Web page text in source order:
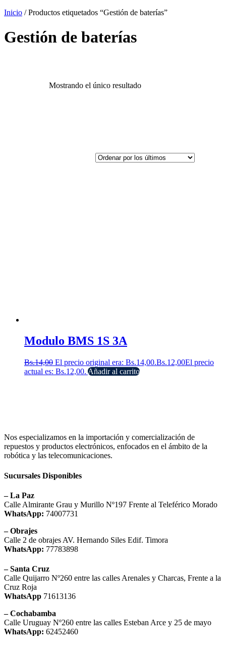
Inicio / Productos etiquetados “Gestión de baterías”
Gestión de baterías
Mostrando el único resultado
Modulo BMS 1S 3A
Bs.14,00 El precio original era: Bs.14,00.Bs.12,00El precio
actual es: Bs.12,00. Añadir al carrito
Nos especializamos en la importación y comercialización de
repuestos y productos electrónicos, enfocados en el ámbito de la
robótica y las telecomunicaciones.
Sucursales Disponibles
– La Paz
Calle Almirante Grau y Murillo Nº197 Frente al Teleférico Morado
WhatsApp: 74007731
– Obrajes
Calle 2 de obrajes AV. Hernando Siles Edif. Timora
WhatsApp: 77783898
– Santa Cruz
Calle Quijarro Nº260 entre las calles Arenales y Charcas, Frente a la
Cruz Roja
WhatsApp 71613136
– Cochabamba
Calle Uruguay Nº260 entre las calles Esteban Arce y 25 de mayo
WhatsApp: 62452460